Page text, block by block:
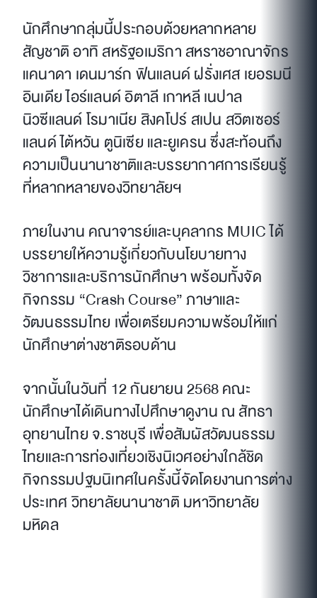
นักศึกษากลุ่มนี้ประกอบด้วยหลากหลาย
สัญชาติ อาทิ สหรัฐอเมริกา สหราชอาณาจักร
แคนาดา เดนมาร์ก ฟินแลนด์ ฝรั่งเศส เยอรมนี
อินเดีย ไอร์แลนด์ อิตาลี เกาหลี เนปาล
นิวซีแลนด์ โรมาเนีย สิงคโปร์ สเปน สวิตเซอร์
แลนด์ ไต้หวัน ตูนิเซีย และยูเครน ซึ่งสะท้อนถึง
ความเป็นนานาชาติและบรรยากาศการเรียนรู้
ที่หลากหลายของวิทยาลัยฯ
ภายในงาน คณาจารย์และบุคลากร MUIC ได้
บรรยายให้ความรู้เกี่ยวกับนโยบายทาง
วิชาการและบริการนักศึกษา พร้อมทั้งจัด
กิจกรรม “Crash Course” ภาษาและ
วัฒนธรรมไทย เพื่อเตรียมความพร้อมให้แก่
นักศึกษาต่างชาติรอบด้าน
จากนั้นในวันที่ 12 กันยายน 2568 คณะ
นักศึกษาได้เดินทางไปศึกษาดูงาน ณ สัทธา
อุทยานไทย จ.ราชบุรี เพื่อสัมผัสวัฒนธรรม
ไทยและการท่องเที่ยวเชิงนิเวศอย่างใกล้ชิด
กิจกรรมปฐมนิเทศในครั้งนี้จัดโดยงานการต่าง
ประเทศ วิทยาลัยนานาชาติ มหาวิทยาลัย
มหิดล